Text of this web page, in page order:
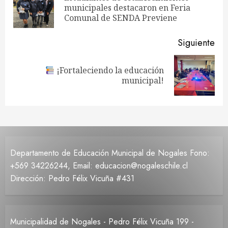
entradasmunicipales destacaron en Feria
Comunal de SENDA Previene
Siguiente
Siguiente ¡Fortaleciendo la educación
municipal!
Departamento de Educación Municipal de Nogales Fono:
+569 34226244, Email: educacion@nogaleschile.cl
Dirección: Pedro Félix Vicuña #431
Municipalidad de Nogales - Pedro Félix Vicuña 199 -